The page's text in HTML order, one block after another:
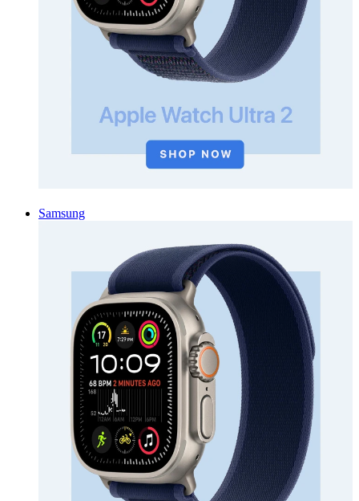
Samsung